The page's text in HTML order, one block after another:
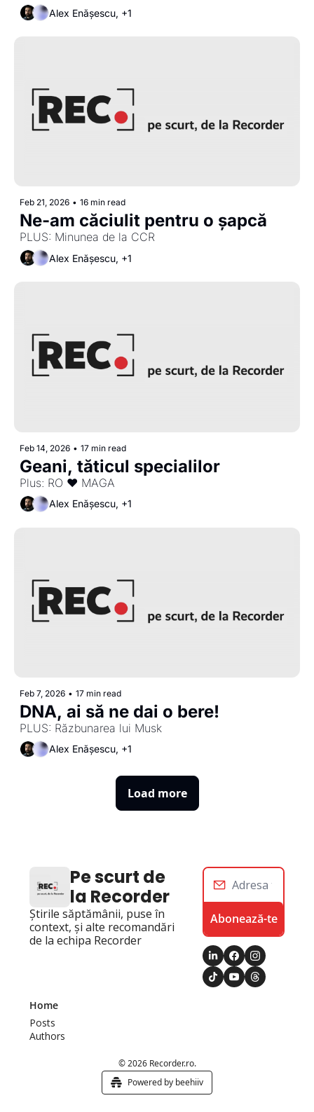
Alex Enășescu, +1
Feb 21, 2026 • 16 min read
PLUS: Minunea de la CCR
Alex Enășescu, +1
Feb 14, 2026 • 17 min read
Geani, tăticul specialilor
Plus: RO ❤️ MAGA
Alex Enășescu, +1
Feb 7, 2026 • 17 min read
DNA, ai să ne dai o bere!
PLUS: Răzbunarea lui Musk
Alex Enășescu, +1
Load more
Pe scurt de
la Recorder
Știrile săptămânii, puse în
context, și alte recomandări
de la echipa Recorder
Abonează-te
Home
Posts
Authors
© 2026 Recorder.ro.
Powered by beehiiv